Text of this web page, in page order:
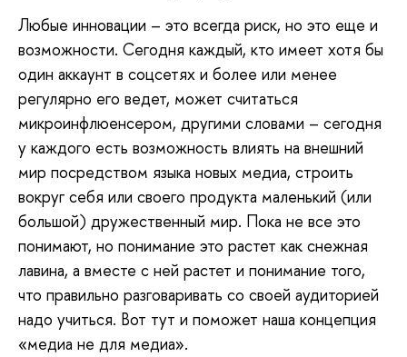
Любые инновации – это всегда риск, но это еще и
возможности. Сегодня каждый, кто имеет хотя бы
один аккаунт в соцсетях и более или менее
регулярно его ведет, может считаться
микроинфлюенсером, другими словами – сегодня
у каждого есть возможность влиять на внешний
мир посредством языка новых медиа, строить
вокруг себя или своего продукта маленький (или
большой) дружественный мир. Пока не все это
понимают, но понимание это растет как снежная
лавина, а вместе с ней растет и понимание того,
что правильно разговаривать со своей аудиторией
надо учиться. Вот тут и поможет наша концепция
«медиа не для медиа».